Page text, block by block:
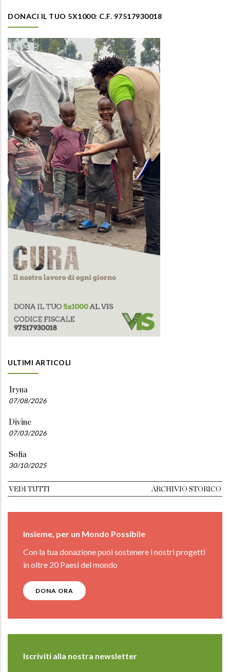
DONACI IL TUO 5X1000: C.F. 97517930018
ULTIMI ARTICOLI
Iryna
07/08/2026
Divine
07/03/2026
Sofia
30/10/2025
VEDI TUTTI ARCHIVIO STORICO
Insieme, per un Mondo Possibile
Con la tua donazione puoi sostenere i nostri progetti
in oltre 20 Paesi del mondo
DONA ORA
Iscriviti alla nostra newsletter